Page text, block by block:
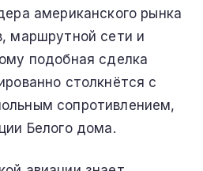
американского рынка
маршрутной сети и
подобная сделка
столкнётся с
сопротивлением,
Белого дома.